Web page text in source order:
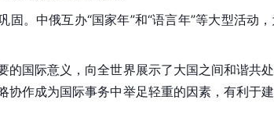
固。中俄互办“国家年”和“语言年”等大型活动
的国际意义，向全世界展示了大国之间和谐共
协作成为国际事务中举足轻重的因素，有利于